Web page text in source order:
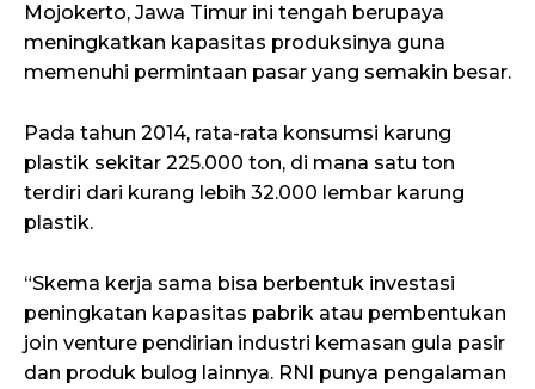
Mojokerto, Jawa Timur ini tengah berupaya
meningkatkan kapasitas produksinya guna
memenuhi permintaan pasar yang semakin besar.
Pada tahun 2014, rata-rata konsumsi karung
plastik sekitar 225.000 ton, di mana satu ton
terdiri dari kurang lebih 32.000 lembar karung
plastik.
“Skema kerja sama bisa berbentuk investasi
peningkatan kapasitas pabrik atau pembentukan
join venture pendirian industri kemasan gula pasir
dan produk bulog lainnya. RNI punya pengalaman